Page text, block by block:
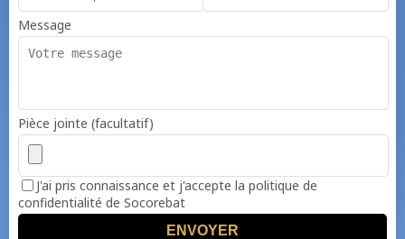
Message
Pièce jointe (facultatif)
J'ai pris connaissance et j'accepte la politique de
confidentialité de Socorebat
ENVOYER